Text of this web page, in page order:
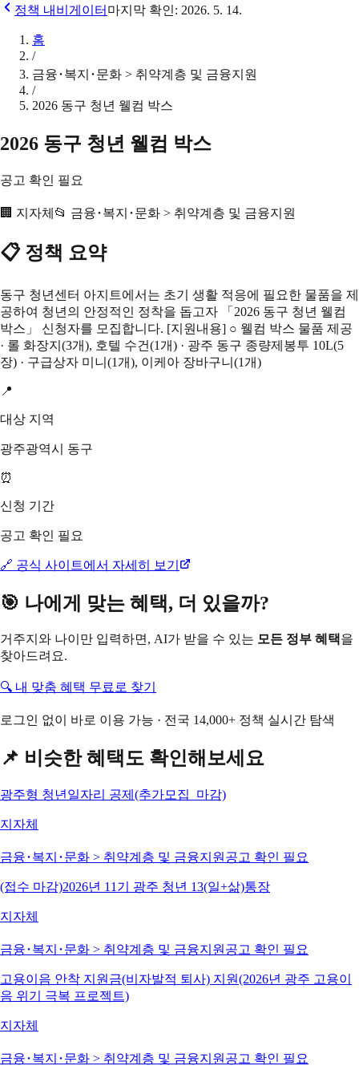
정책 내비게이터 마지막 확인: 2026. 5. 14.
홈
/
금융･복지･문화 > 취약계층 및 금융지원
/
2026 동구 청년 웰컴 박스
2026 동구 청년 웰컴 박스
공고 확인 필요
🏢 지자체 📂 금융･복지･문화 > 취약계층 및 금융지원
📋 정책 요약
동구 청년센터 아지트에서는 초기 생활 적응에 필요한 물품을 제
공하여 청년의 안정적인 정착을 돕고자 「2026 동구 청년 웰컴
박스」 신청자를 모집합니다. [지원내용] ○ 웰컴 박스 물품 제공
· 롤 화장지(3개), 호텔 수건(1개) · 광주 동구 종량제봉투 10L(5
장) · 구급상자 미니(1개), 이케아 장바구니(1개)
📍
대상 지역
광주광역시 동구
⏰
신청 기간
공고 확인 필요
🔗 공식 사이트에서 자세히 보기
🎯 나에게 맞는 혜택, 더 있을까?
거주지와 나이만 입력하면, AI가 받을 수 있는 모든 정부 혜택을
찾아드려요.
🔍 내 맞춤 혜택 무료로 찾기
로그인 없이 바로 이용 가능 · 전국 14,000+ 정책 실시간 탐색
📌 비슷한 혜택도 확인해보세요
광주형 청년일자리 공제(추가모집_마감)
지자체
금융･복지･문화 > 취약계층 및 금융지원 공고 확인 필요
(접수 마감)2026년 11기 광주 청년 13(일+삶)통장
지자체
금융･복지･문화 > 취약계층 및 금융지원 공고 확인 필요
고용이음 안착 지원금(비자발적 퇴사) 지원(2026년 광주 고용이
음 위기 극복 프로젝트)
지자체
금융･복지･문화 > 취약계층 및 금융지원 공고 확인 필요